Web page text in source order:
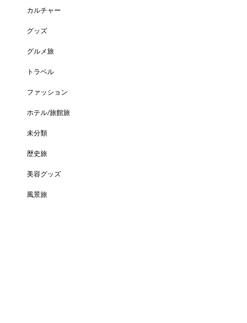
カルチャー
グッズ
グルメ旅
トラベル
ファッション
ホテル/旅館旅
未分類
歴史旅
美容グッズ
風景旅